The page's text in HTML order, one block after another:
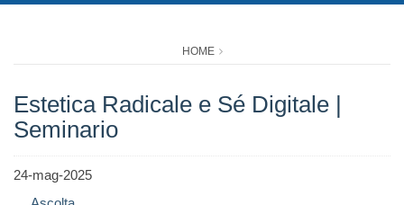
HOME
Estetica Radicale e Sé Digitale |
Seminario
24-mag-2025